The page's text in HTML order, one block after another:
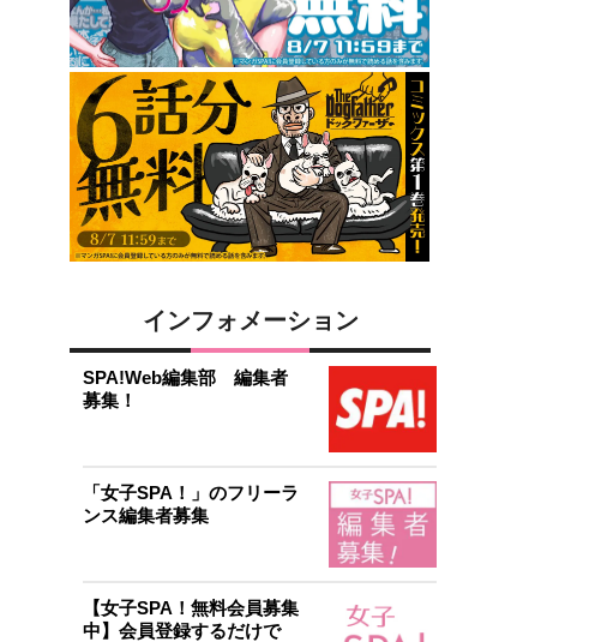
インフォメーション
SPA!Web編集部 編集者
募集！
「女子SPA！」のフリーラ
ンス編集者募集
【女子SPA！無料会員募集
中】会員登録するだけで